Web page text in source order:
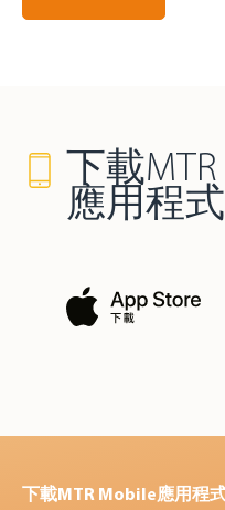
下載
應用程式
下載MTR Mobile應用程